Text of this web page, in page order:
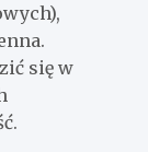
się w